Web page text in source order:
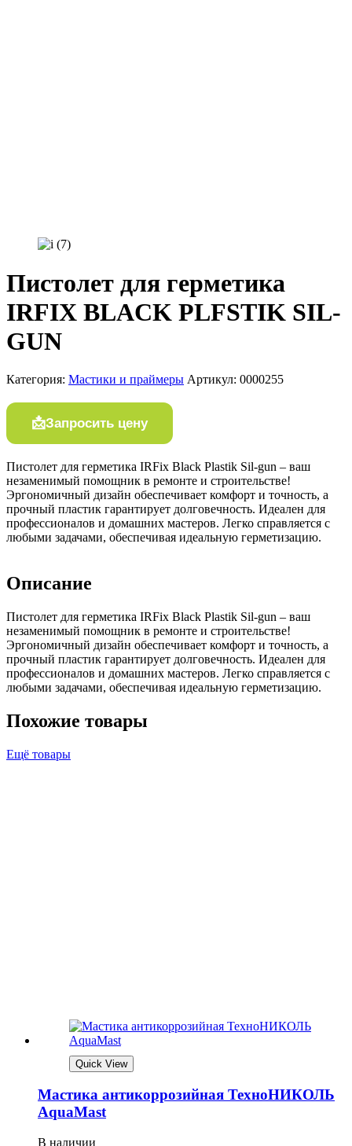
Пистолет для герметика
IRFIX BLACK PLFSTIK SIL-
GUN
Категория: Мастики и праймеры Артикул: 0000255
Запросить цену
Пистолет для герметика IRFix Black Plastik Sil-gun – ваш
незаменимый помощник в ремонте и строительстве!
Эргономичный дизайн обеспечивает комфорт и точность, а
прочный пластик гарантирует долговечность. Идеален для
профессионалов и домашних мастеров. Легко справляется с
любыми задачами, обеспечивая идеальную герметизацию.
Описание
Пистолет для герметика IRFix Black Plastik Sil-gun – ваш
незаменимый помощник в ремонте и строительстве!
Эргономичный дизайн обеспечивает комфорт и точность, а
прочный пластик гарантирует долговечность. Идеален для
профессионалов и домашних мастеров. Легко справляется с
любыми задачами, обеспечивая идеальную герметизацию.
Похожие товары
Ещё товары
Quick View
Мастика антикоррозийная ТехноНИКОЛЬ
AquaMast
В наличии